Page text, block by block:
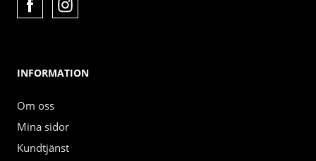
INFORMATION
Om oss
Mina sidor
Kundtjänst